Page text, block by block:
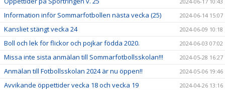
Information inför Sommarfotbollen nästa vecka (25) 2024-06-14 15:07
Kansliet stängt vecka 24 2024-06-09 10:18
Boll och lek för flickor och pojkar födda 2020. 2024-06-03 07:02
Missa inte sista anmälan till Sommarfotbollsskolan!!! 2024-05-28 16:27
Anmälan till Fotbollsskolan 2024 är nu öppen!! 2024-05-06 19:46
Avvikande öppettider vecka 18 och vecka 19 2024-04-26 13:16